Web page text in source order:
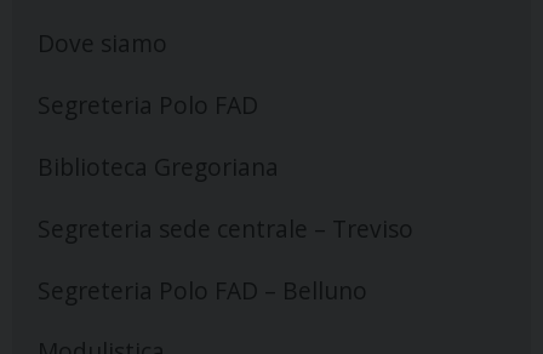
Dove siamo
Segreteria Polo FAD
Biblioteca Gregoriana
Segreteria sede centrale – Treviso
Segreteria Polo FAD – Belluno